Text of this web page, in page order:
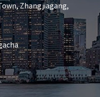
Zhangjiagang,